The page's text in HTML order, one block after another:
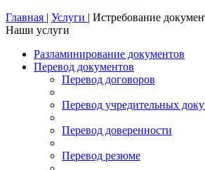
Главная | Услуги | Истребование
Наши услуги
Разламинирование документов
Перевод документов
Перевод договоров
Перевод учредительных
Перевод доверенности
Перевод резюме